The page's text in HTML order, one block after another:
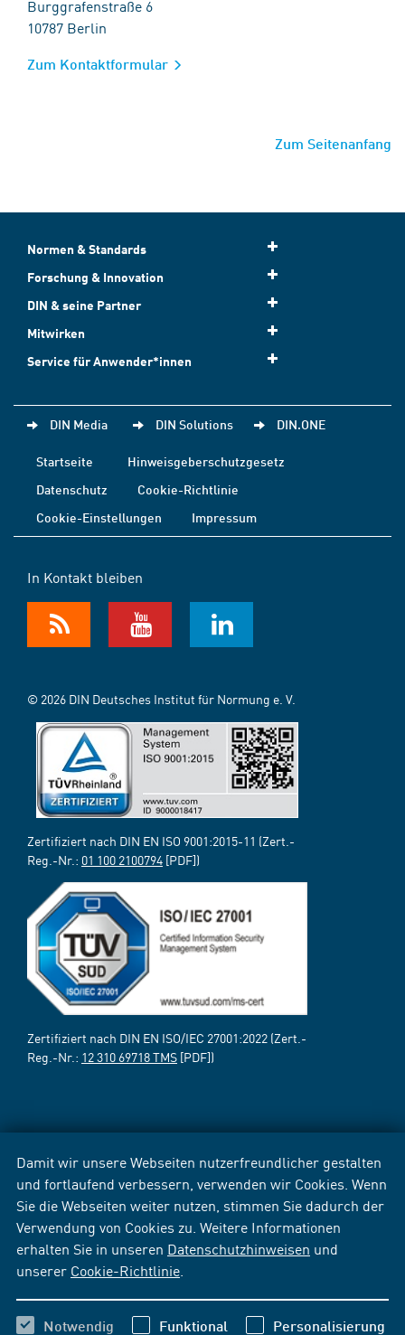
Damit wir unsere Webseiten nutzerfreundlicher gestalten
und fortlaufend verbessern, verwenden wir Cookies. Wenn
Sie die Webseiten weiter nutzen, stimmen Sie dadurch der
Verwendung von Cookies zu. Weitere Informationen
erhalten Sie in unseren Datenschutzhinweisen und
unserer Cookie-Richtlinie
Notwendig Funktional Personalisierung
Burggrafenstraße 6
10787 Berlin
Zum Kontaktformular
Zum Seitenanfang
Normen & Standards
Forschung & Innovation
DIN & seine Partner
Mitwirken
Service für Anwender*innen
DIN Media DIN Solutions DIN.ONE
Startseite
Hinweisgeberschutzgesetz
Datenschutz
Cookie-Richtlinie
Cookie-Einstellungen
Impressum
In Kontakt bleiben
© 2026 DIN Deutsches Institut für Normung e. V.
Zertifiziert nach DIN EN ISO 9001:2015-11 (Zert.-
Reg.-Nr.: 01 100 2100794 [PDF])
Zertifiziert nach DIN EN ISO/IEC 27001:2022 (Zert.-
Reg.-Nr.: 12 310 69718 TMS [PDF])